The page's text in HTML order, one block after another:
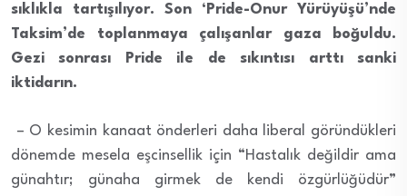
sıklıkla tartışılıyor. Son ‘Pride-Onur Yürüyüşü’nde
Taksim’de toplanmaya çalışanlar gaza boğuldu.
Gezi sonrası Pride ile de sıkıntısı arttı sanki
iktidarın.
– O kesimin kanaat önderleri daha liberal göründükleri
dönemde mesela eşcinsellik için “Hastalık değildir ama
günahtır; günaha girmek de kendi özgürlüğüdür”